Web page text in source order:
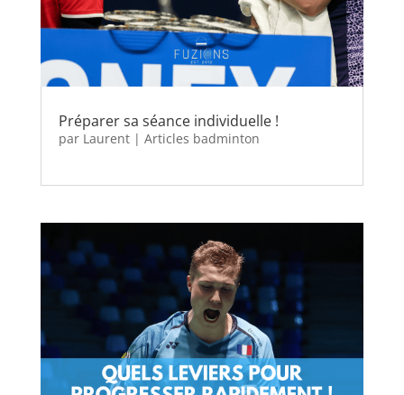
Préparer sa séance individuelle !
par Laurent| Articles badminton